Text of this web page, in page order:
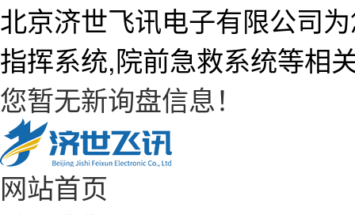
北京济世飞讯电子有限公司
指挥系统,院前急救系统等相
您暂无新询盘信息！
网站首页